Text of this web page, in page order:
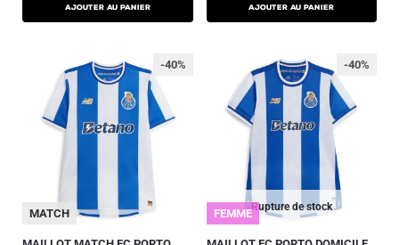
AJOUTER AU PANIER AJOUTER AU PANIER
-40%
MATCH Rupture de stock
-40%
FEMME